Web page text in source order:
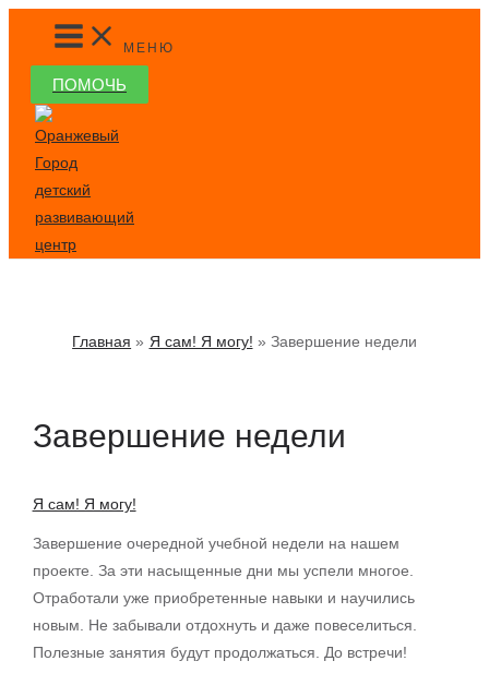
Перейти
содержимому
MAIN
MENU
МЕНЮ
ПОМОЧЬ
Главная Я сам! Я могу! Завершение недели
Завершение недели
Я сам! Я могу!
Завершение очередной учебной недели на нашем
проекте. За эти насыщенные дни мы успели многое.
Отработали уже приобретенные навыки и научились
новым. Не забывали отдохнуть и даже повеселиться.
Полезные занятия будут продолжаться. До встречи!